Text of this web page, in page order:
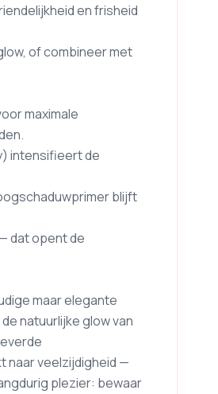
en frisheid
of combineer met
maximale
intensifieert de
blijft
dat opent de
maar elegante
natuurlijke glow van
naar veelzijdigheid —
plezier: bewaar